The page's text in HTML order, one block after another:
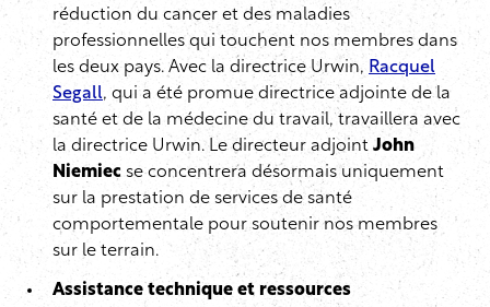
réduction du cancer et des maladies
professionnelles qui touchent nos membres dans
les deux pays. Avec la directrice Urwin, Racquel
Segall, qui a été promue directrice adjointe de la
santé et de la médecine du travail, travaillera avec
la directrice Urwin. Le directeur adjoint John
Niemiec se concentrera désormais uniquement
sur la prestation de services de santé
comportementale pour soutenir nos membres
sur le terrain.
Assistance technique et ressources